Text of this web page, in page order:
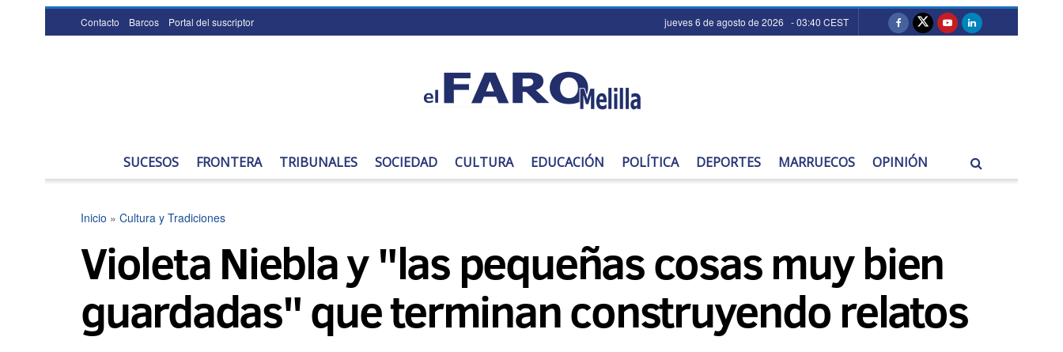
Contacto Barcos Portal del suscriptor jueves 6 de agosto de 2026 - 03:40 CEST
SUCESOS FRONTERA TRIBUNALES SOCIEDAD CULTURA EDUCACIÓN POLÍTICA DEPORTES MARRUECOS OPINIÓN
Inicio » Cultura y Tradiciones
Violeta Niebla y "las pequeñas cosas muy bien
guardadas" que terminan construyendo relatos